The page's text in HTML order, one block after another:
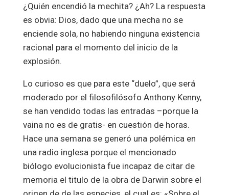
¿Quién encendió la mechita? ¿Ah? La respuesta
es obvia: Dios, dado que una mecha no se
enciende sola, no habiendo ninguna existencia
racional para el momento del inicio de la
explosión.
Lo curioso es que para este “duelo”, que será
moderado por el filosofilósofo Anthony Kenny,
se han vendido todas las entradas –porque la
vaina no es de gratis- en cuestión de horas.
Hace una semana se generó una polémica en
una radio inglesa porque el mencionado
biólogo evolucionista fue incapaz de citar de
memoria el titulo de la obra de Darwin sobre el